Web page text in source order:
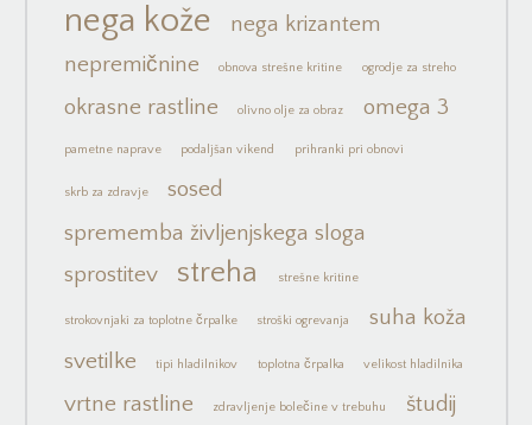
nega kože
nega krizantem
nepremičnine
obnova strešne kritine ogrodje za streho
okrasne rastline olivno olje za obraz omega 3
pametne naprave podaljšan vikend prihranki pri obnovi
skrb za zdravje
sosed
sprememba življenjskega sloga
sprostitev
streha strešne kritine
strokovnjaki za toplotne črpalke stroški ogrevanja
suha koža
svetilke
tipi hladilnikov toplotna črpalka velikost hladilnika
vrtne rastline zdravljenje bolečine v trebuhu študij